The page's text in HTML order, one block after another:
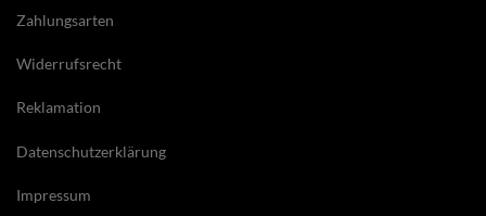
Zahlungsarten
Widerrufsrecht
Reklamation
Datenschutzerklärung
Impressum